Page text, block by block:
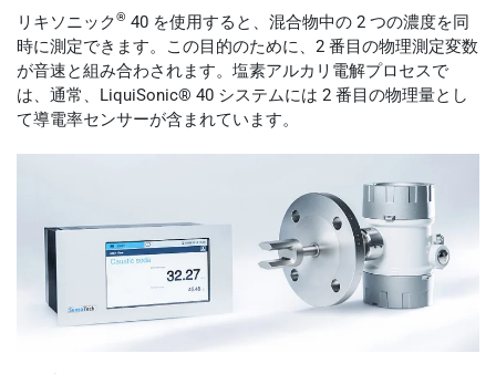
リキソニック® 40 を使用すると、混合物中の 2 つの濃度を同
時に測定できます。この目的のために、2 番目の物理測定変数
が音速と組み合わされます。塩素アルカリ電解プロセスで
は、通常、LiquiSonic® 40 システムには 2 番目の物理量とし
て導電率センサーが含まれています。